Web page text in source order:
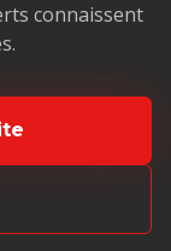
connaissent